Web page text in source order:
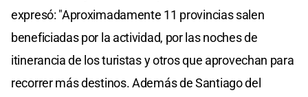
expresó: "Aproximadamente 11 provincias salen
beneficiadas por la actividad, por las noches de
itinerancia de los turistas y otros que aprovechan para
recorrer más destinos. Además de Santiago del